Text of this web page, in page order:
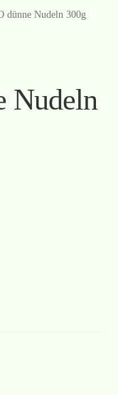
dünne Nudeln 300g
Nudeln